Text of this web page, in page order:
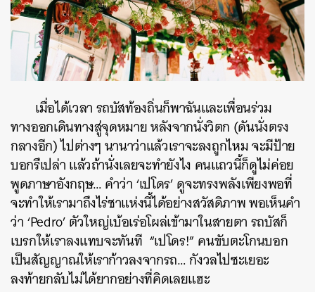
เมื่อได้เวลา รถบัสท้องถิ่นก็พาฉันและเพื่อนร่วม
ทางออกเดินทางสู่จุดหมาย หลังจากนั่งวิตก (ดันนั่งตรง
กลางอีก) ไปต่างๆ นานาว่าแล้วเราจะลงถูกไหม จะมีป้าย
บอกรึเปล่า แล้วถ้านั่งเลยจะทำยังไง คนแถวนี้ก็ดูไม่ค่อย
พูดภาษาอังกฤษ… คำว่า ‘เปโดร’ ดูจะทรงพลังเพียงพอที่
จะทำให้เรามาถึงไร่ชาแห่งนี้ได้อย่างสวัสดิภาพ พอเห็นคำ
ว่า ‘Pedro’ ตัวใหญ่เบ้อเร่อโผล่เข้ามาในสายตา รถบัสก็
เบรกให้เราลงแทบจะทันที “เปโดร!” คนขับตะโกนบอก
เป็นสัญญาณให้เราก้าวลงจากรถ… กังวลไปซะเยอะ
ลงท้ายกลับไม่ได้ยากอย่างที่คิดเลยแฮะ